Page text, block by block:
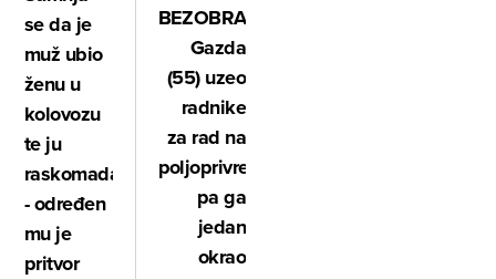
se da je
muž ubio
ženu u
kolovozu
te ju
raskomadao
- određen
mu je
pritvor
BEZOBRAZNO:
Gazda
(55) uzeo
radnike
za rad na
poljoprivredi
pa ga
jedan
okrao